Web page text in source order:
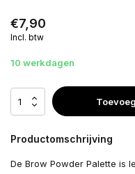
€7,90
Incl. btw
10 werkdagen
Productomschrijving
De Brow Powder Palette is